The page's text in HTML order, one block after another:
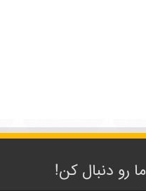
ما رو دنبال کن!